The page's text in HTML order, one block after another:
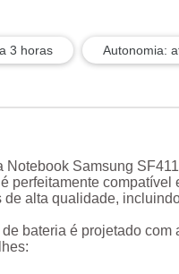
3 horas Autonomia:
Notebook Samsung SF411
perfeitamente compatível
de alta qualidade,
bateria é projetado com